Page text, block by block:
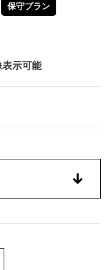
保守プラン
示可能